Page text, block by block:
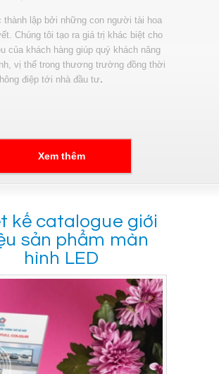
thành lập bởi những con người tài hoa
Chúng tôi tạo ra giá trị khác biệt cho
của khách hàng giúp quý khách nâng
vị thế trong thương trường đồng thời
điệp tới nhà đầu tư.
Xem thêm
kế catalogue giới
sản phẩm màn
hình LED